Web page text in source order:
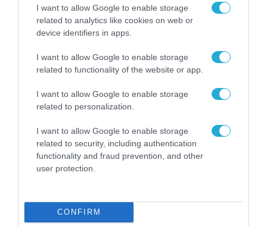
I want to allow Google to enable storage
related to analytics like cookies on web or
device identifiers in apps.
I want to allow Google to enable storage
related to functionality of the website or app.
I want to allow Google to enable storage
related to personalization.
I want to allow Google to enable storage
related to security, including authentication
functionality and fraud prevention, and other
user protection.
CONFIRM
και τις προσωπικές προτιμήσεις,
προσδίδουν μεγαλύτερη άνεση και
βαρύτητα στον καθαρό αέρα που εξασφαλίζει
στα άτομα εκείνα που υποφέρουν από
αλλεργίες και αναπνευστικές παθήσεις.
Η μέριμνα για το περιβάλλον είναι γεγονός
με το akubela Smart Home System χάρη στην
αυτοματοποιημένες ρυθμίσεις κουρτινών
για τη μείωση της εξάρτησης από την